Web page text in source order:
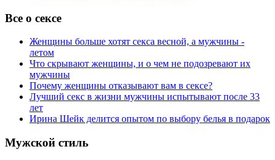
Все о сексе
Женщины больше хотят секса весной, а мужчины -
летом
Что скрывают женщины, и о чем не подозревают их
мужчины
Почему женщины отказывают вам в сексе?
Лучший секс в жизни мужчины испытывают после 33
лет
Ирина Шейк делится опытом по выбору белья в подарок
Мужской стиль